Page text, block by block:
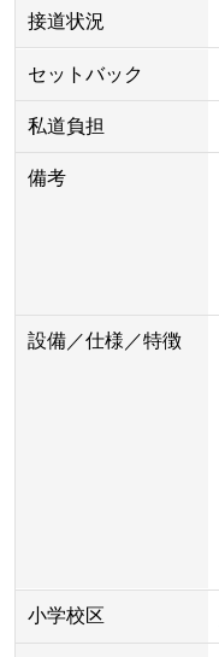
接道状況
セットバック
私道負担
備考
設備／仕様／特徴
小学校区